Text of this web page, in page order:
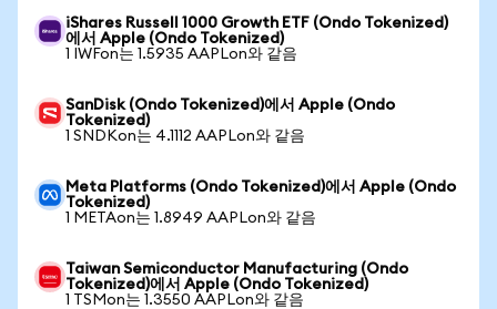
iShares Russell 1000 Growth ETF (Ondo Tokenized)
에서 Apple (Ondo Tokenized)
1 IWFon는 1.5935 AAPLon와 같음
SanDisk (Ondo Tokenized)에서 Apple (Ondo
Tokenized)
1 SNDKon는 4.1112 AAPLon와 같음
Meta Platforms (Ondo Tokenized)에서 Apple (Ondo
Tokenized)
1 METAon는 1.8949 AAPLon와 같음
Taiwan Semiconductor Manufacturing (Ondo
Tokenized)에서 Apple (Ondo Tokenized)
1 TSMon는 1.3550 AAPLon와 같음